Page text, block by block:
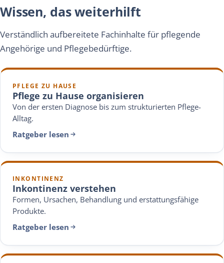
Wissen, das weiterhilft
Verständlich aufbereitete Fachinhalte für pflegende
Angehörige und Pflegebedürftige.
PFLEGE ZU HAUSE
Pflege zu Hause organisieren
Von der ersten Diagnose bis zum strukturierten Pflege-
Alltag.
Ratgeber lesen
INKONTINENZ
Inkontinenz verstehen
Formen, Ursachen, Behandlung und erstattungsfähige
Produkte.
Ratgeber lesen